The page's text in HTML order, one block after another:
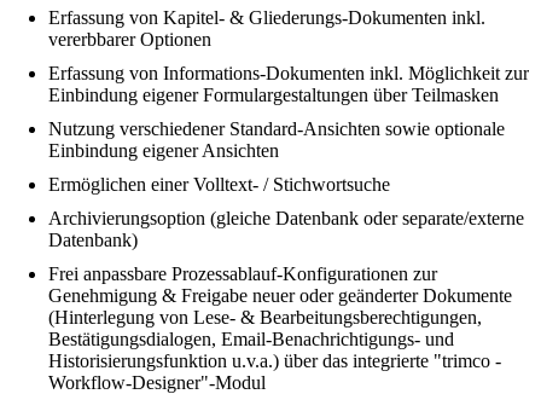
Erfassung von Kapitel- & Gliederungs-Dokumenten inkl.
vererbbarer Optionen
Erfassung von Informations-Dokumenten inkl. Möglichkeit zur
Ein­bin­dung eigener Formulargestaltungen über Teilmasken
Nutzung verschiedener Standard-Ansichten sowie optionale
Einbindung eigener Ansichten
Ermöglichen einer Volltext- / Stichwortsuche
Archivierungsoption (gleiche Datenbank oder separate/externe
Datenbank)
Frei anpassbare Prozessablauf-Konfigurationen zur
Genehmigung & Freigabe neuer oder geänderter Dokumente
(Hinterlegung von Lese- & Bearbeitungsberechtigungen,
Bestätigungsdialogen, Email-Be­nach­rich­tigungs- und
Historisierungsfunktion u.v.a.) über das integrierte "trimco -
Workflow-Designer"-Modul